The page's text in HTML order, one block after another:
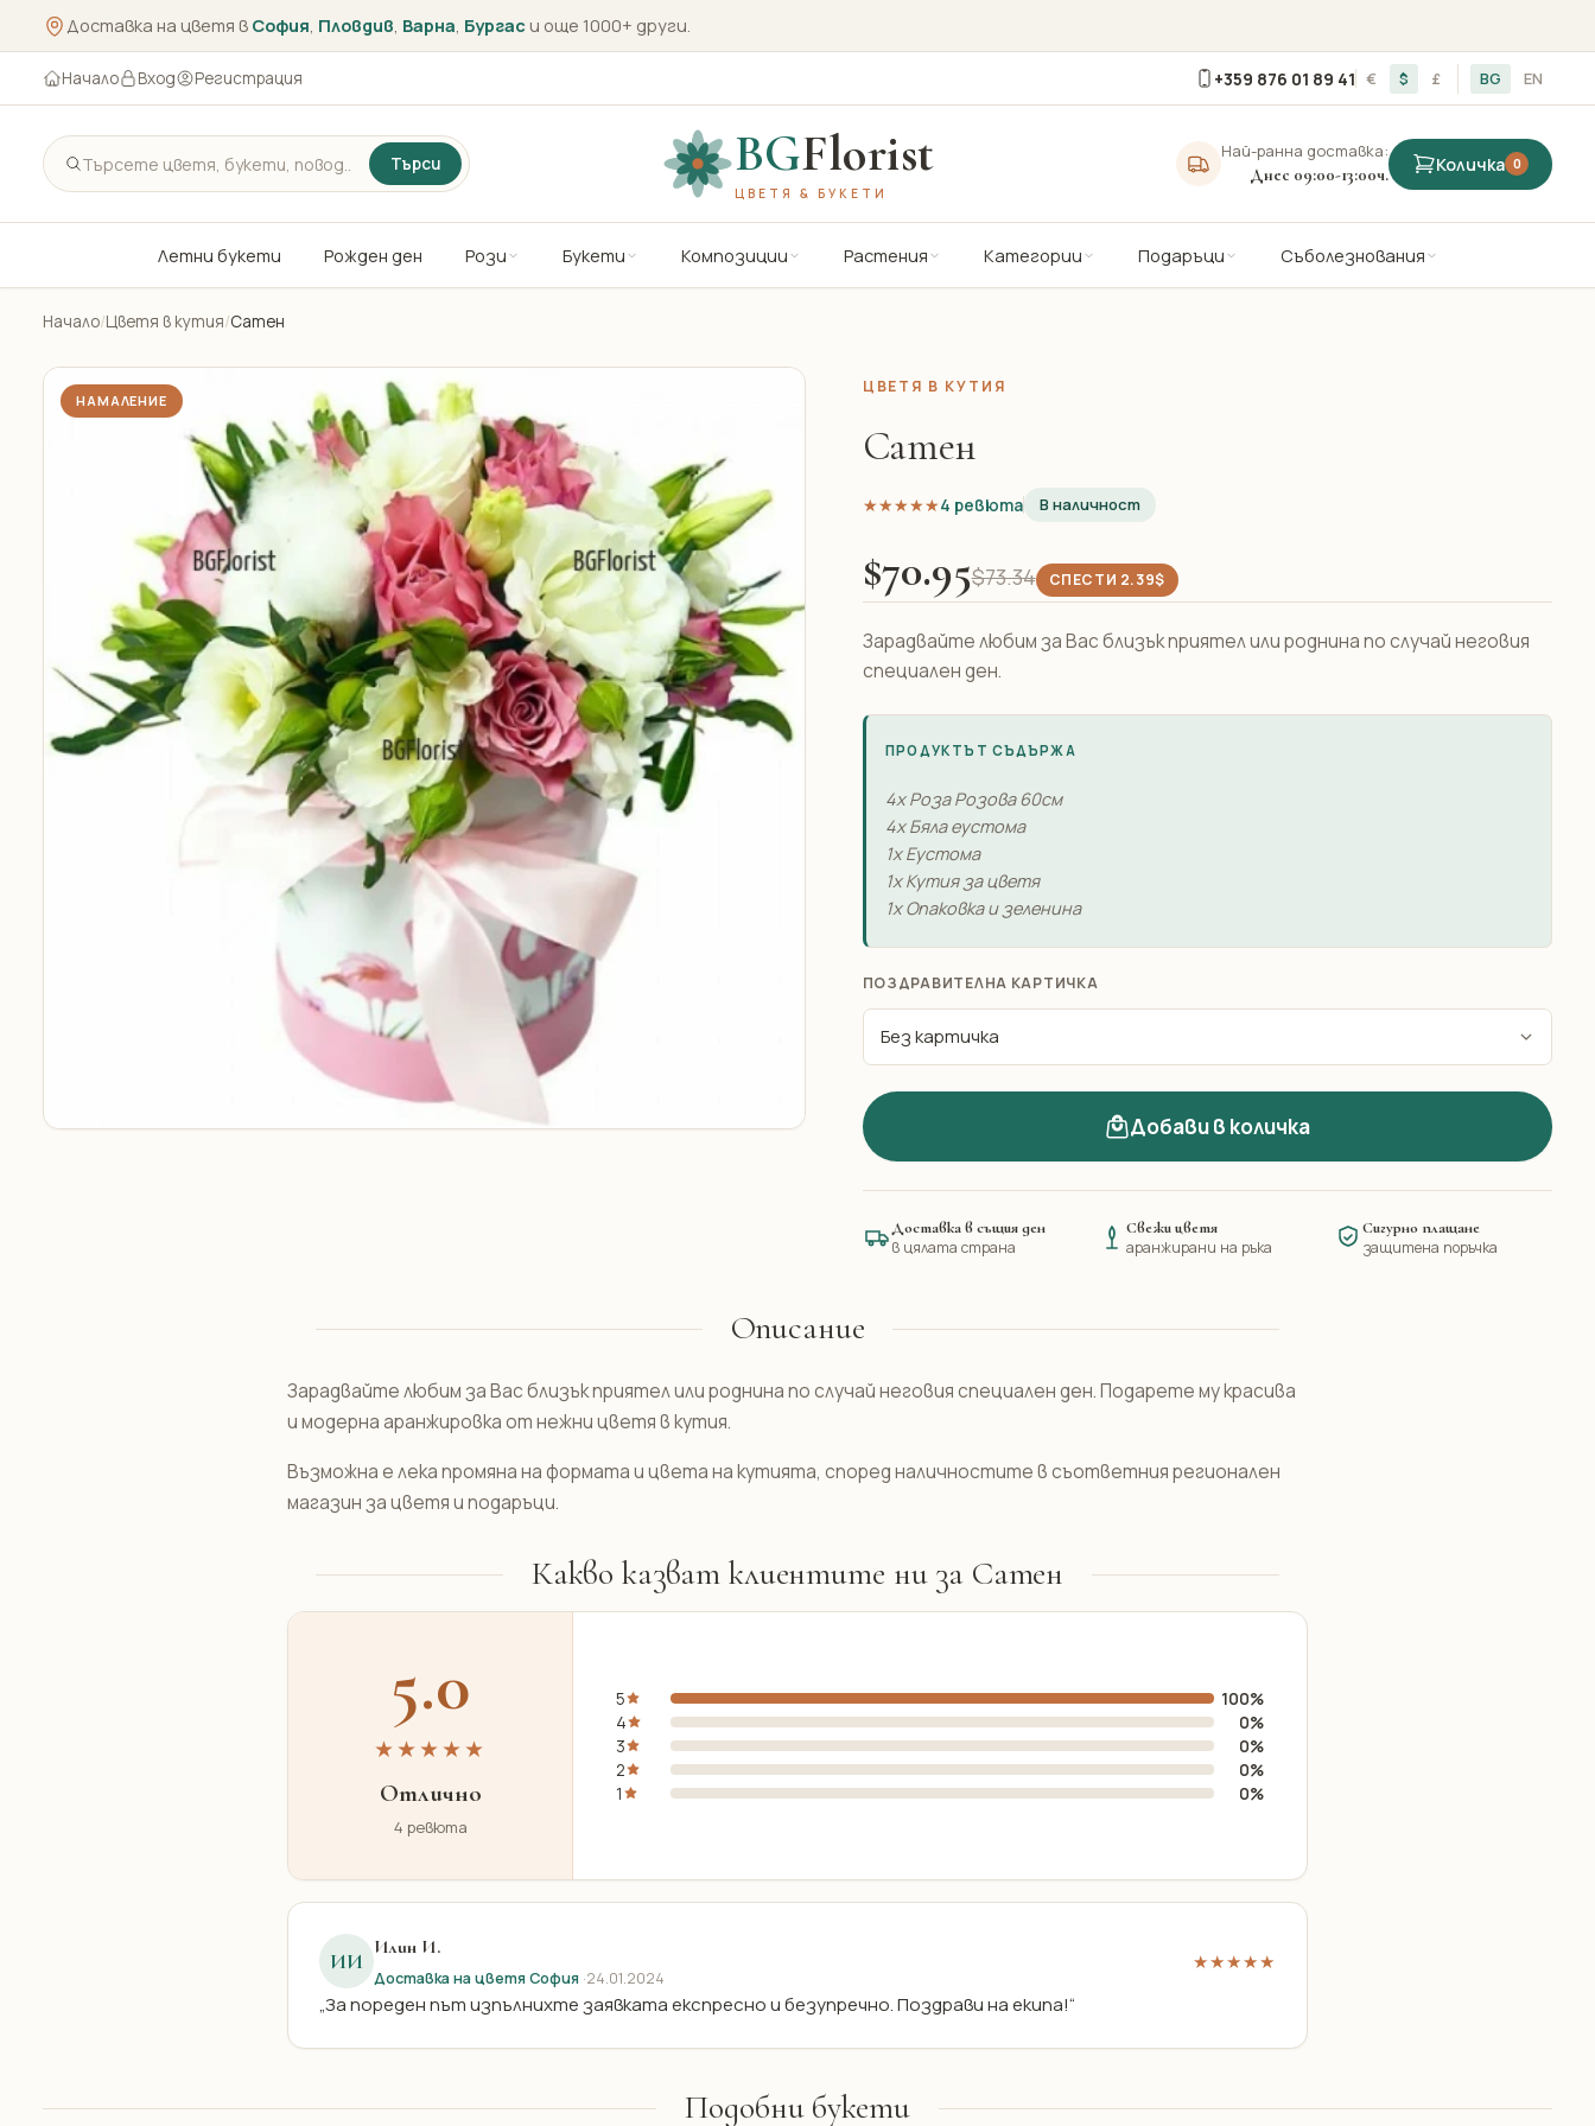
Доставка на цветя в София, Пловдив, Варна, Бургас и още 1000+ други.
Начало Вход Регистрация +359 876 01 89 41 € $ £ BG EN
BGFlorist
ЦВЕТЯ & БУКЕТИ
Най-ранна доставка:
Днес 09:00-13:00ч. Количка 0
Търси
Летни букети Рожден ден Рози Букети Композиции Растения Категории Подаръци Съболезнования
Начало/Цветя в кутия/Сатен
НАМАЛЕНИЕ
ЦВЕТЯ В КУТИЯ
Сатен
★★★★★
★★★★★4 ревюта В наличност
$70.95$73.34 СПЕСТИ 2.39$
Зарадвайте любим за Вас близък приятел или роднина по случай неговия
специален ден.
ПРОДУКТЪТ СЪДЪРЖА
4x Роза Розова 60см
4x Бяла еустома
1x Еустома
1x Кутия за цветя
1x Опаковка и зеленина
ПОЗДРАВИТЕЛНА КАРТИЧКА
Добави в количка
Доставка в същия ден
в цялата страна
Свежи цветя
аранжирани на ръка
Сигурно плащане
защитена поръчка
Описание
Зарадвайте любим за Вас близък приятел или роднина по случай неговия специален ден. Подарете му красива
и модерна аранжировка от нежни цветя в кутия.
Възможна е лека промяна на формата и цвета на кутията, според наличностите в съответния регионален
магазин за цветя и подаръци.
Какво казват клиентите ни за Сатен
5.0
★★★★★
Отлично
4 ревюта
5
100%
4
0%
3
0%
2
0%
1
0%
ИИ
Илин И.
Доставка на цветя София ·24.01.2024
★★★★★
„За пореден път изпълнихте заявката експресно и безупречно. Поздрави на екипа!“
Подобни букети